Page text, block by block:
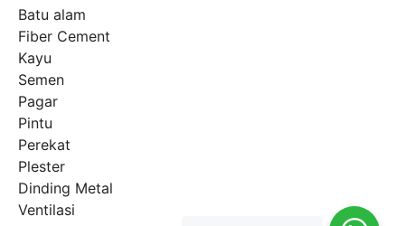
Batu alam
Fiber Cement
Kayu
Semen
Pagar
Pintu
Perekat
Plester
Dinding Metal
Ventilasi